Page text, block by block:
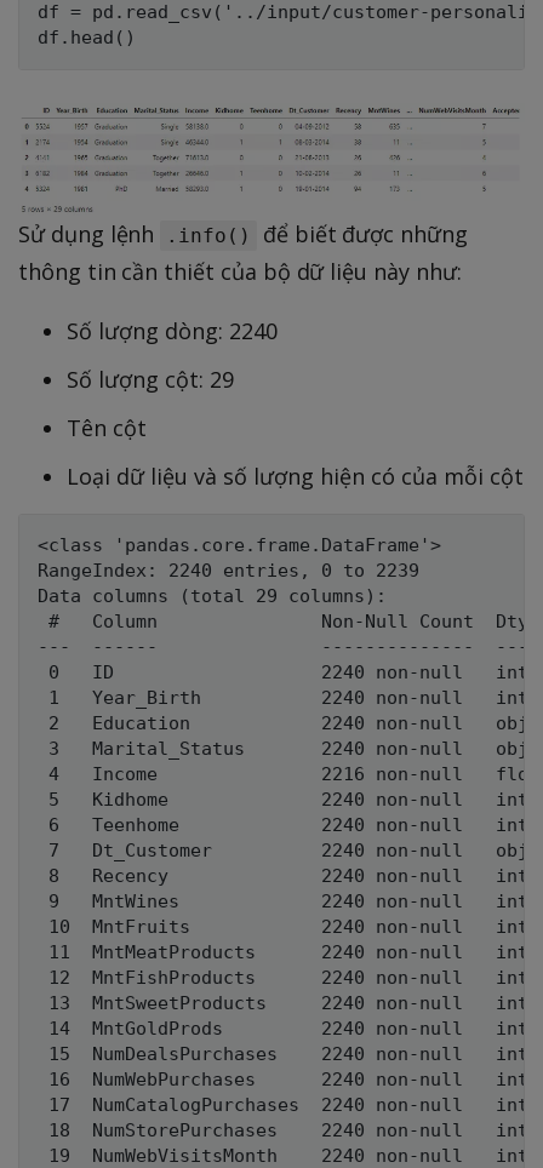
df = pd.read_csv('../input/customer-
Sử dụng lệnh .info()
để biết được những
thông tin cần thiết của bộ dữ liệu này như:
Số lượng dòng: 2240
Số lượng cột: 29
Tên cột
Loại dữ liệu và số lượng hiện có của mỗi cột
<class 'pandas.core.frame.DataFrame'>
RangeIndex: 2240 entries, 0 to 2239
Data columns (total 29 columns):
#   Column               Non-Null Count
---  ------               --------------
0   ID                   2240 non-null
1   Year_Birth           2240 non-null
2   Education            2240 non-null
3   Marital_Status       2240 non-null
4   Income               2216 non-null
5   Kidhome              2240 non-null
6   Teenhome             2240 non-null
7   Dt_Customer          2240 non-null
8   Recency              2240 non-null
9   MntWines             2240 non-null
10  MntFruits            2240 non-null
11  MntMeatProducts      2240 non-null
12  MntFishProducts      2240 non-null
13  MntSweetProducts     2240 non-null
14  MntGoldProds         2240 non-null
15  NumDealsPurchases    2240 non-null
16  NumWebPurchases      2240 non-null
17  NumCatalogPurchases  2240 non-null
18  NumStorePurchases    2240 non-null
19  NumWebVisitsMonth    2240 non-null